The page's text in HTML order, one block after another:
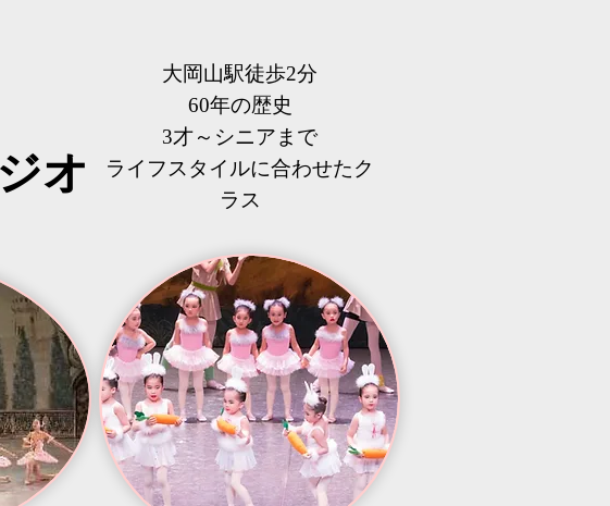
オ
大岡山駅徒歩2分
60年の歴史
3才～シニアまで
​ライフスタイルに合わせたク
ラス